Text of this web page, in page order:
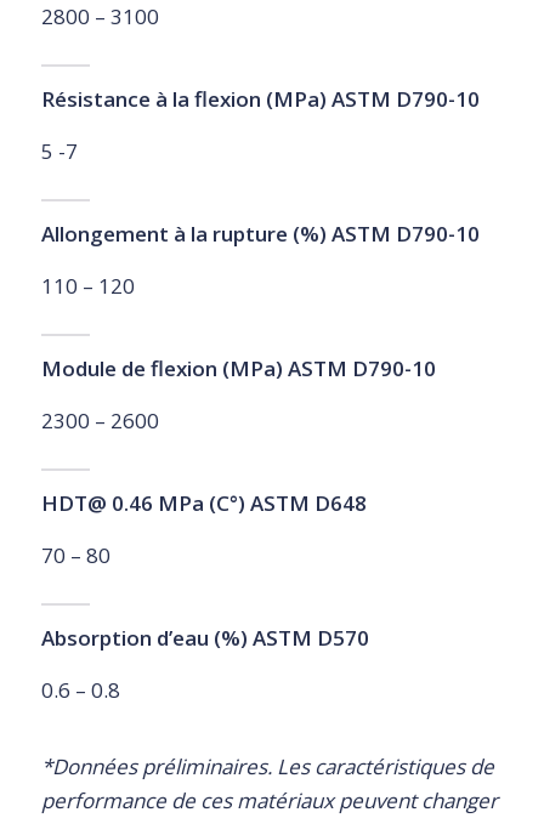
2800 – 3100
Résistance à la flexion (MPa) ASTM D790-10
5 -7
Allongement à la rupture (%) ASTM D790-10
110 – 120
Module de flexion (MPa) ASTM D790-10
2300 – 2600
HDT@ 0.46 MPa (C°) ASTM D648
70 – 80
Absorption d’eau (%) ASTM D570
0.6 – 0.8
*Données préliminaires. Les caractéristiques de
performance de ces matériaux peuvent changer